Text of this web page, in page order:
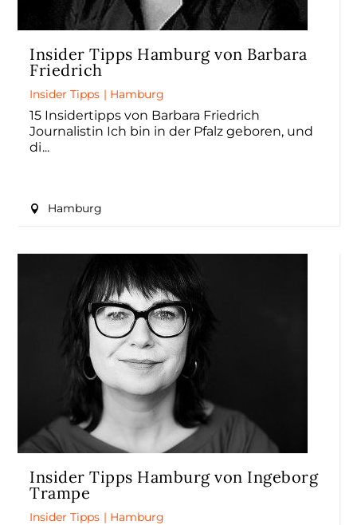
Insider Tipps Hamburg von Barbara
Friedrich
Insider Tipps | Hamburg
15 Insidertipps von Barbara Friedrich
Journalistin Ich bin in der Pfalz geboren, und
di
Hamburg
Insider Tipps Hamburg von Ingeborg
Trampe
Insider Tipps | Hamburg